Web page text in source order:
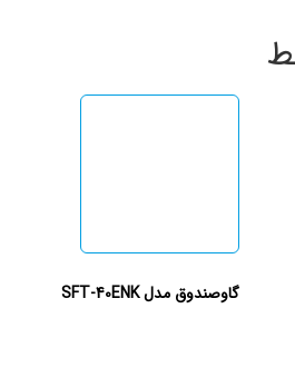
گاوصندوق مدل SFT-40ENK